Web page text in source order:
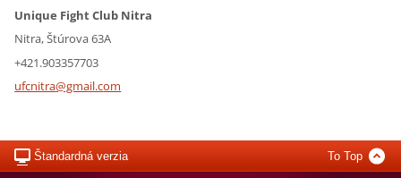
Unique Fight Club Nitra
Nitra, Štúrova 63A
+421.903357703
ufcnitra@gmail.com
Štandardná verzia To Top